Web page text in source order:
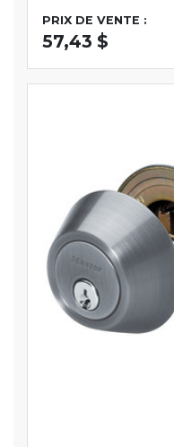
PRIX DE VENTE :
57,43 $